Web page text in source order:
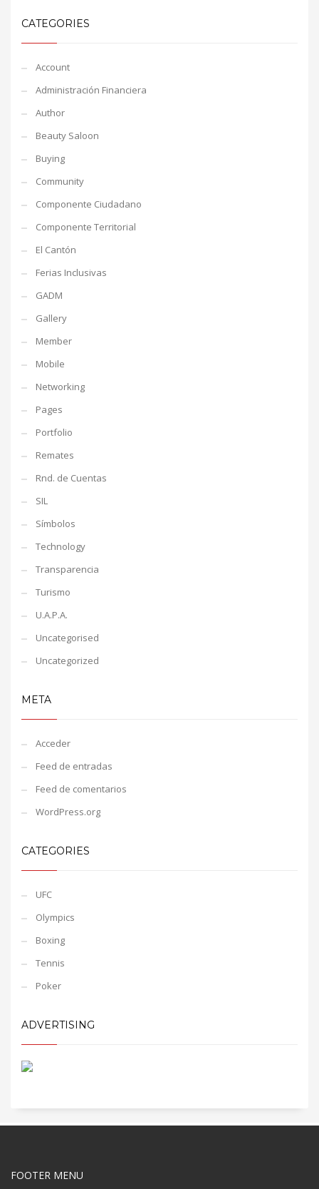
CATEGORIES
Account
Administración Financiera
Author
Beauty Saloon
Buying
Community
Componente Ciudadano
Componente Territorial
El Cantón
Ferias Inclusivas
GADM
Gallery
Member
Mobile
Networking
Pages
Portfolio
Remates
Rnd. de Cuentas
SIL
Símbolos
Technology
Transparencia
Turismo
U.A.P.A.
Uncategorised
Uncategorized
META
Acceder
Feed de entradas
Feed de comentarios
WordPress.org
CATEGORIES
UFC
Olympics
Boxing
Tennis
Poker
ADVERTISING
FOOTER MENU